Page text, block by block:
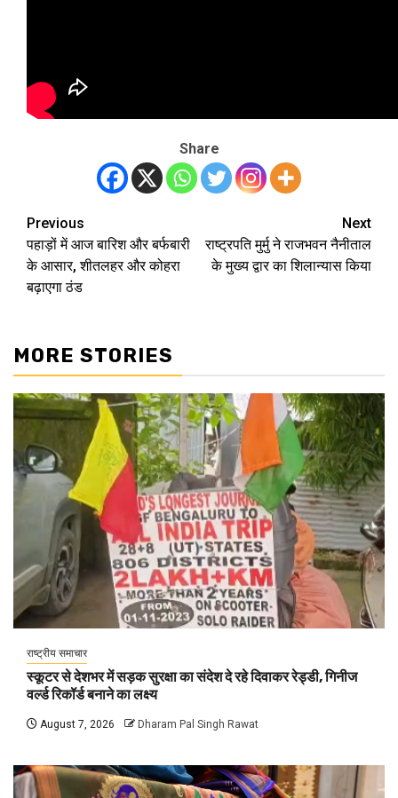
Share
Post
navigation
Previous
पहाड़ों में आज बारिश और बर्फबारी
के आसार, शीतलहर और कोहरा
बढ़ाएगा ठंड
Next
राष्ट्रपति मुर्मु ने राजभवन नैनीताल
के मुख्य द्वार का शिलान्यास किया
MORE STORIES
राष्ट्रीय समाचार
स्कूटर से देशभर में सड़क सुरक्षा का संदेश दे रहे दिवाकर रेड्डी, गिनीज
वर्ल्ड रिकॉर्ड बनाने का लक्ष्य
August 7, 2026 Dharam Pal Singh Rawat